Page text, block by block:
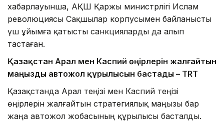
хабарлауынша, АҚШ Қаржы министрлігі Ислам
революциясы Сақшылар корпусымен байланысты
үш ұйымға қатысты санкцияларды да алып
тастаған.
Қазақстан Арал мен Каспий өңірлерін жалғайтын
маңызды автожол құрылысын бастады – TRT
Қазақстанда Арал теңізі мен Каспий теңізі
өңірлерін жалғайтын стратегиялық маңызы бар
жаңа автожол жобасының құрылысы басталды.